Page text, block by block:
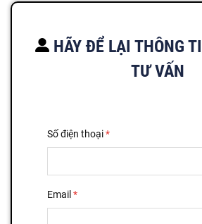
HÃY ĐỂ LẠI THÔNG
TƯ VẤN